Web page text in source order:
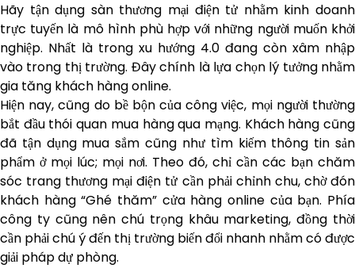
Hãy tận dụng sàn thương mại điện tử nhằm kinh doanh
trực tuyến là mô hình phù hợp với những người muốn khởi
nghiệp. Nhất là trong xu hướng 4.0 đang còn xâm nhập
vào trong thị trường. Đây chính là lựa chọn lý tưởng nhằm
gia tăng khách hàng online.
Hiện nay, cũng do bề bộn của công việc, mọi người thường
bắt đầu thói quan mua hàng qua mạng. Khách hàng cũng
đã tận dụng mua sắm cũng như tìm kiếm thông tin sản
phẩm ở mọi lúc; mọi nơi. Theo đó, chỉ cần các bạn chăm
sóc trang thương mại điện tử cần phải chỉnh chu, chờ đón
khách hàng “Ghé thăm” cửa hàng online của bạn. Phía
công ty cũng nên chú trọng khâu marketing, đồng thời
cần phải chú ý đến thị trường biến đổi nhanh nhằm có được
giải pháp dự phòng.